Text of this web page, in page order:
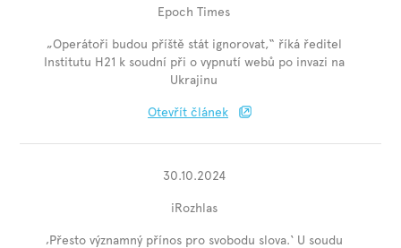
Epoch Times
„Operátoři budou příště stát ignorovat,“ říká ředitel
Institutu H21 k soudní při o vypnutí webů po invazi na
Ukrajinu
Otevřít článek
30.10.2024
iRozhlas
‚Přesto významný přínos pro svobodu slova.‘ U soudu